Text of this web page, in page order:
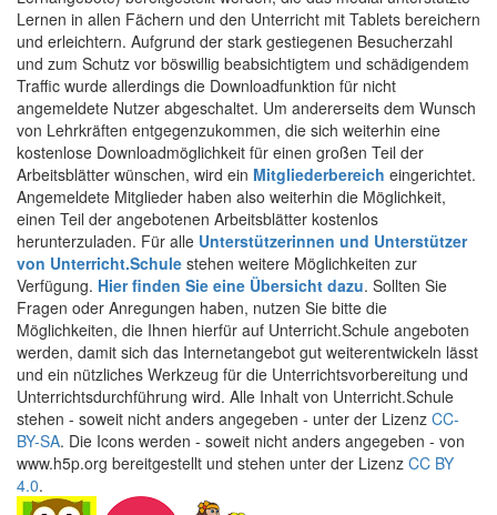
Lernen in allen Fächern und den Unterricht mit Tablets bereichern
und erleichtern. Aufgrund der stark gestiegenen Besucherzahl
und zum Schutz vor böswillig beabsichtigtem und schädigendem
Traffic wurde allerdings die Downloadfunktion für nicht
angemeldete Nutzer abgeschaltet. Um andererseits dem Wunsch
von Lehrkräften entgegenzukommen, die sich weiterhin eine
kostenlose Downloadmöglichkeit für einen großen Teil der
Arbeitsblätter wünschen, wird ein Mitgliederbereich eingerichtet.
Angemeldete Mitglieder haben also weiterhin die Möglichkeit,
einen Teil der angebotenen Arbeitsblätter kostenlos
herunterzuladen. Für alle Unterstützerinnen und Unterstützer
von Unterricht.Schule stehen weitere Möglichkeiten zur
Verfügung. Hier finden Sie eine Übersicht dazu. Sollten Sie
Fragen oder Anregungen haben, nutzen Sie bitte die
Möglichkeiten, die Ihnen hierfür auf Unterricht.Schule angeboten
werden, damit sich das Internetangebot gut weiterentwickeln lässt
und ein nützliches Werkzeug für die Unterrichtsvorbereitung und
Unterrichtsdurchführung wird. Alle Inhalt von Unterricht.Schule
stehen - soweit nicht anders angegeben - unter der Lizenz CC-
BY-SA. Die Icons werden - soweit nicht anders angegeben - von
www.h5p.org bereitgestellt und stehen unter der Lizenz CC BY
4.0.